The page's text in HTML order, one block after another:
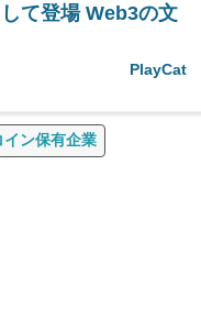
て登場 Web3の文
PlayCat
ン保有企業